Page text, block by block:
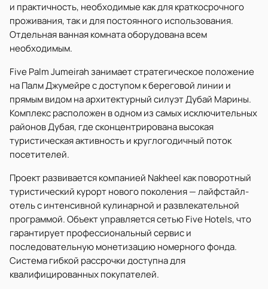
и практичность, необходимые как для краткосрочного
проживания, так и для постоянного использования.
Отдельная ванная комната оборудована всем
необходимым.
Five Palm Jumeirah занимает стратегическое положение
на Палм Джумейре с доступом к береговой линии и
прямым видом на архитектурный силуэт Дубай Марины.
Комплекс расположен в одном из самых исключительных
районов Дубая, где сконцентрирована высокая
туристическая активность и круглогодичный поток
посетителей.
Проект развивается компанией Nakheel как поворотный
туристический курорт нового поколения — лайфстайл-
отель с интенсивной кулинарной и развлекательной
программой. Объект управляется сетью Five Hotels, что
гарантирует профессиональный сервис и
последовательную монетизацию номерного фонда.
Система гибкой рассрочки доступна для
квалифицированных покупателей.